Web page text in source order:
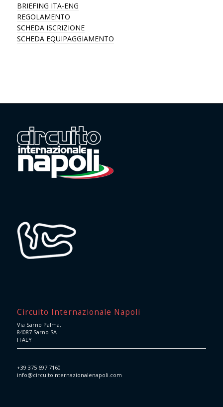
BRIEFING ITA-ENG
REGOLAMENTO
SCHEDA ISCRIZIONE
SCHEDA EQUIPAGGIAMENTO
Circuito Internazionale Napoli
Via Sarno Palma,
84087 Sarno SA
ITALY
+39 375 697 7160
info@circuitointernazionalenapoli.com